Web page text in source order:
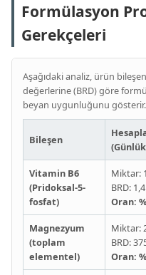
Formülasyon
Gerekçeleri
Aşağıdaki analiz, ürün
değerlerine (BRD) göre
beyan uygunluğunu gösterir.
Bileşen
Vitamin B6
(Pridoksal-5-
fosfat)
Miktar:
BRD:
Oran:
Magnezyum
(toplam
elementel)
Miktar:
BRD:
Oran: